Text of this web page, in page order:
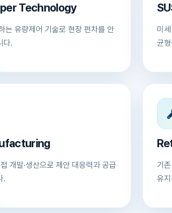
Technology
는 유량제어 기술로 현장 편차를 안
다.
미
균
개발·생산으로 제안 대응력과 공급
.
기
유